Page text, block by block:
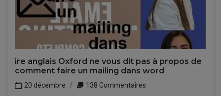
ire anglais Oxford ne vous dit pas à propos de
comment faire un mailing dans word
20 décembre
138 Commentaires